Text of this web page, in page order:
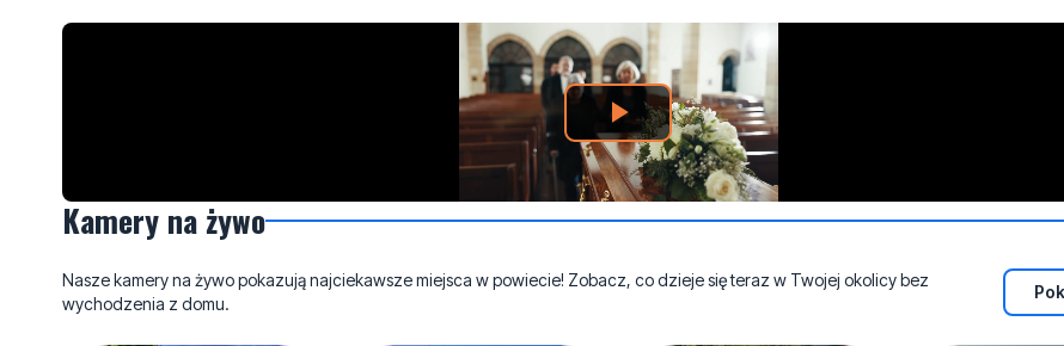
Kamery na żywo
Nasze kamery na żywo pokazują najciekawsze miejsca w powiecie! Zobacz, co dzieje się teraz w Twojej okolicy bez
wychodzenia z domu.